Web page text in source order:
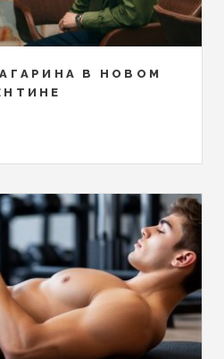
В НОВОМ